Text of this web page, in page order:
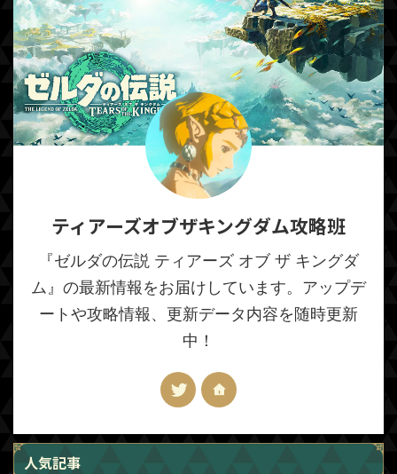
ティアーズオブザキングダム攻略班
『ゼルダの伝説 ティアーズ オブ ザ キングダ
ム』の最新情報をお届けしています。アップデ
ートや攻略情報、更新データ内容を随時更新
中！
人気記事